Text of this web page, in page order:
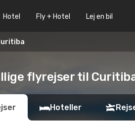
Hotel Fly + Hotel Lej en bil
flyrejser til
Hoteller